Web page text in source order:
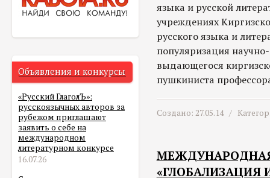
Объявления и конкурсы
«Русский ГлаголЪ»:
русскоязычных авторов за
рубежом приглашают
заявить о себе на
международном
литературном конкурсе
16.07.26
языка и русской
учреждениях
русского языка и
популяризация
выдающегося
пушкиниста
Создано: 27.05.14 /
«ГЛОБАЛИЗАЦИЯ